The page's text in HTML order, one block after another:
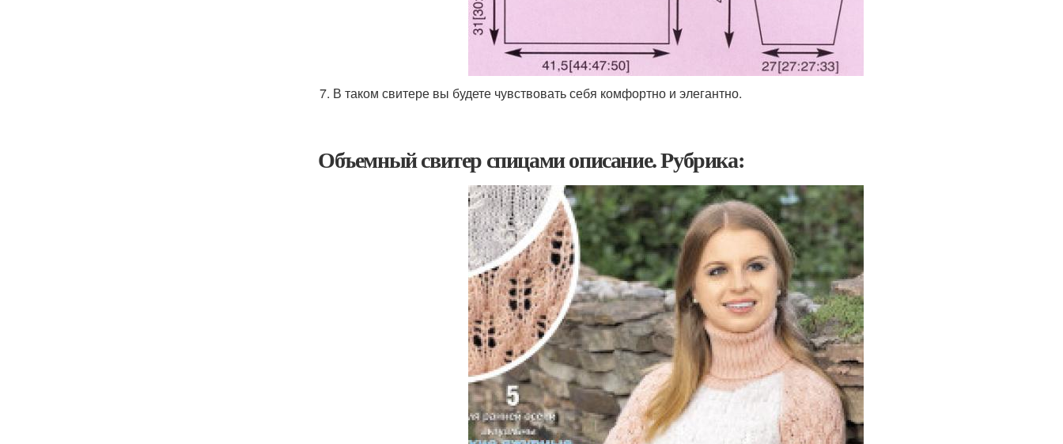
В таком свитере вы будете чувствовать себя комфортно и элегантно.
Объемный свитер спицами описание. Рубрика: